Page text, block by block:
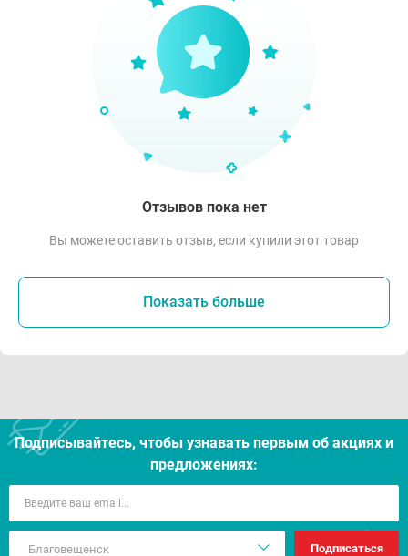
Отзывов пока нет
Вы можете оставить отзыв, если купили этот товар
Показать больше
Подписывайтесь, чтобы узнавать первым об акцияx и
предложениях:
Подписаться